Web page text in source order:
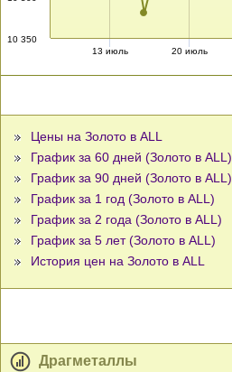
10 350
13 июль 20 июль
Цены на Золото в ALL
График за 60 дней (Золото в ALL)
График за 90 дней (Золото в ALL)
График за 1 год (Золото в ALL)
График за 2 года (Золото в ALL)
График за 5 лет (Золото в ALL)
История цен на Золото в ALL
Драгметаллы